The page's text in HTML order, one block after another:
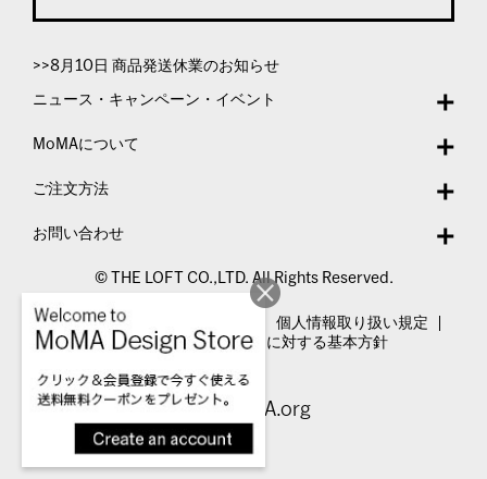
>>8月10日 商品発送休業のお知らせ
ニュース・キャンペーン・イベント
MoMAについて
ご注文方法
お問い合わせ
© THE LOFT CO.,LTD. All Rights Reserved.
特定商取引法表示
個人情報取り扱い規定
カスタマーハラスメントに対する基本方針
Visit MoMA.org